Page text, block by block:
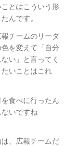
とはこういう形
んです。
チームのリーダ
を変えて「自分
い」と言ってく
いことはこれ
食べに行ったん
いですね
、広報チームだ